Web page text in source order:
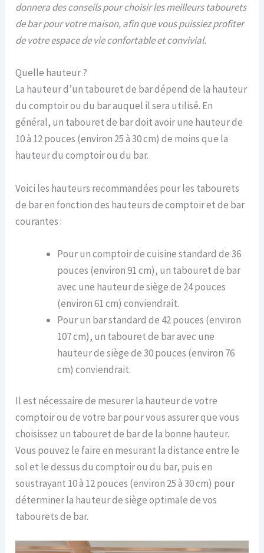
donnera des conseils pour choisir les meilleurs tabourets
de bar pour votre maison, afin que vous puissiez profiter
de votre espace de vie confortable et convivial.
Quelle hauteur ?
La hauteur d’un tabouret de bar dépend de la hauteur
du comptoir ou du bar auquel il sera utilisé. En
général, un tabouret de bar doit avoir une hauteur de
10 à 12 pouces (environ 25 à 30 cm) de moins que la
hauteur du comptoir ou du bar.
Voici les hauteurs recommandées pour les tabourets
de bar en fonction des hauteurs de comptoir et de bar
courantes :
Pour un comptoir de cuisine standard de 36
pouces (environ 91 cm), un tabouret de bar
avec une hauteur de siège de 24 pouces
(environ 61 cm) conviendrait.
Pour un bar standard de 42 pouces (environ
107 cm), un tabouret de bar avec une
hauteur de siège de 30 pouces (environ 76
cm) conviendrait.
Il est nécessaire de mesurer la hauteur de votre
comptoir ou de votre bar pour vous assurer que vous
choisissez un tabouret de bar de la bonne hauteur.
Vous pouvez le faire en mesurant la distance entre le
sol et le dessus du comptoir ou du bar, puis en
soustrayant 10 à 12 pouces (environ 25 à 30 cm) pour
déterminer la hauteur de siège optimale de vos
tabourets de bar.